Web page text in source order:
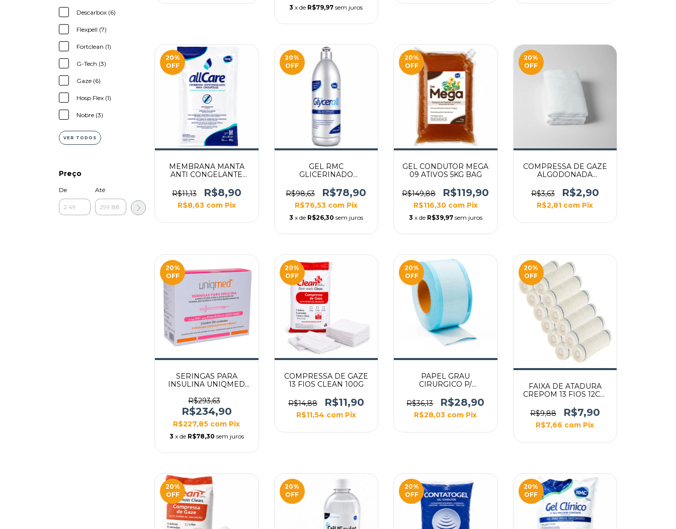
Descarbox (6)
Flexpell (7)
Fortclean (1)
G-Tech (3)
Gaze (6)
Hosp Flex (1)
Nobre (3)
VER TODOS
Preço
De Até
3 x de R$79,97 sem juros
20%
OFF
MEMBRANA MANTA
ANTI CONGELANTE
TAMANHO M
R$11,13 R$8,90
R$8,63 com Pix
20%
OFF
GEL RMC
GLICERINADO
FRASCO
R$98,63 R$78,90
R$76,53 com Pix
3 x de R$26,30 sem juros
20%
OFF
GEL CONDUTOR MEGA
09 ATIVOS 5KG BAG
R$149,88 R$119,90
R$116,30 com Pix
3 x de R$39,97 sem juros
20%
OFF
COMPRESSA DE GAZE
ALGODONADA
R$3,63
R$2,90
R$2,81 com Pix
20%
OFF
SERINGAS PARA
INSULINA UNIQMED
BLISTER CX C/ 100UN
R$293,63
R$234,90
R$227,85 com Pix
3 x de R$78,30 sem juros
20%
OFF
COMPRESSA DE GAZE
13 FIOS CLEAN 100G
R$14,88 R$11,90
R$11,54 com Pix
20%
OFF
PAPEL GRAU
CIRURGICO P/
FLEXPELL 5CM X 100M
R$36,13 R$28,90
R$28,03 com Pix
20%
OFF
FAIXA DE ATADURA
CREPOM 13 FIOS 12CM
ECONOMIC
R$9,88 R$7,90
R$7,66 com Pix
20%
OFF
20%
OFF
20%
OFF
20%
OFF